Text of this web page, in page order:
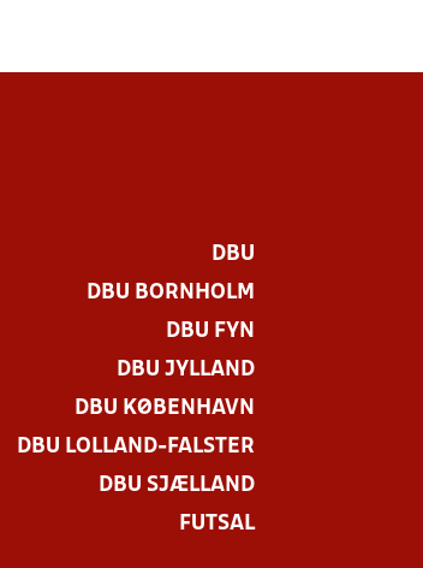
DBU
DBU BORNHOLM
DBU FYN
DBU JYLLAND
DBU KØBENHAVN
DBU LOLLAND-FALSTER
DBU SJÆLLAND
FUTSAL